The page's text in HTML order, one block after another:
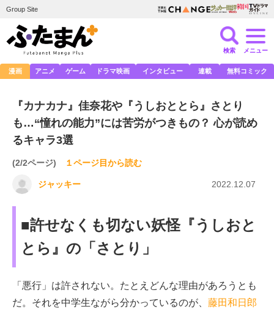
Group Site
検索 メニュー
漫画 アニメ ゲーム ドラマ映画 インタビュー 連載 無料コミック
『カナカナ』佳奈花や『うしおととら』さとり
も…“憧れの能力”には苦労がつきもの？ 心が読め
るキャラ3選
(2/2ページ) １ページ目から読む
ジャッキー 2022.12.07
■許せなくも切ない妖怪『うしおと
とら』の「さとり」
「悪行」は許されない。たとえどんな理由があろうとも
だ。それを中学生ながら分かっているのが、 藤田和日郎